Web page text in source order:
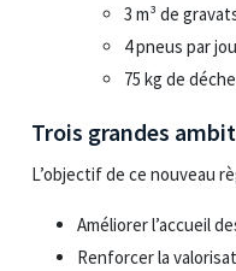
3 m³ de
4 pneus par
75 kg de
Trois grandes
L’objectif de ce nouveau
Améliorer l’accueil
Renforcer la